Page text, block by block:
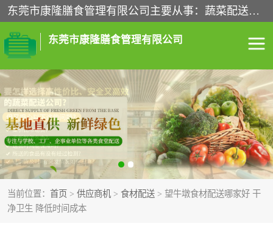
东莞市康隆膳食管理有限公司主要从事：蔬菜配送、食堂承包、企业工厂食堂承包、机关单位食堂承包、调味品配送、粮油配送、干货配送、副食配送、水果配送、海鲜配送等业务，东莞蔬菜配送电话，咨询在线客服。
东莞市康隆膳食管理有限公司
当前位置： 首页 > 供应商机 > 食材配送 > 望牛墩食材配送哪家好 干
净卫生 降低时间成本
食堂承包 蔬菜配送
粮油配送 鲜肉配送
海鲜配送 食材配送
调料配送 企业工厂食堂承包